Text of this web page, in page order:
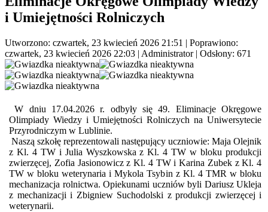
i Umiejętności Rolniczych
Utworzono: czwartek, 23 kwiecień 2026 21:51 | Poprawiono:
czwartek, 23 kwiecień 2026 22:03 | Administrator| Odsłony: 671
W dniu 17.04.2026 r. odbyły się 49. Eliminacje Okręgowe
Olimpiady Wiedzy i Umiejętności Rolniczych na Uniwersytecie
Przyrodniczym w Lublinie.
Naszą szkołę reprezentowali następujący uczniowie: Maja Olejnik
z Kl. 4 TW i Julia Wyszkowska z Kl. 4 TW w bloku produkcji
zwierzęcej, Zofia Jasionowicz z Kl. 4 TW i Karina Zubek z Kl. 4
TW w bloku weterynaria i Mykola Tsybin z Kl. 4 TMR w bloku
mechanizacja rolnictwa. Opiekunami uczniów byli Dariusz Ukleja
z mechanizacji i Zbigniew Suchodolski z produkcji zwierzęcej i
weterynarii.